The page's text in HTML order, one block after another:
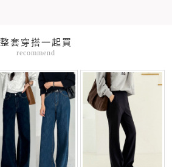
整套穿搭一起買
recommend